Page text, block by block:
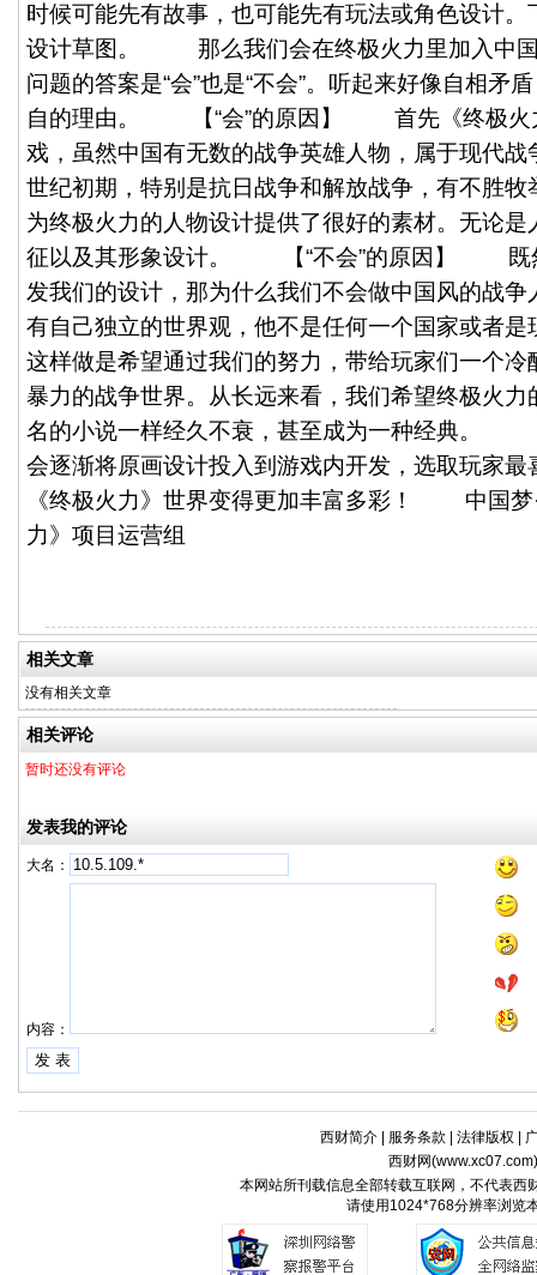
时候可能先有故事，也可能先有玩法或角色设计
设计草图。 那么我们会在终极火力里加入
问题的答案是“会”也是“不会”。听起来好像自相矛
自的理由。 【“会”的原因】 首先《终极火
戏，虽然中国有无数的战争英雄人物，属于现代
世纪初期，特别是抗日战争和解放战争，有不胜牧
为终极火力的人物设计提供了很好的素材。无论
征以及其形象设计。 【“不会”的原因】 既
发我们的设计，那为什么我们不会做中国风的战
有自己独立的世界观，他不是任何一个国家或者是
这样做是希望通过我们的努力，带给玩家们一个冷
暴力的战争世界。从长远来看，我们希望终极火力
名的小说一样经久不衰，甚至成为一种经典。
会逐渐将原画设计投入到游戏内开发，选取玩家最
《终极火力》世界变得更加丰富多彩！ 中
力》项目运营组
相关文章
没有相关文章
相关评论
暂时还没有评论
发表我的评论
大名：
内容：
西财简介| 服务条款 法律版权
西财网(www.xc07.com
本网站所刊载信息全部转载互联网，不代表
请使用1024*768分辨率浏览